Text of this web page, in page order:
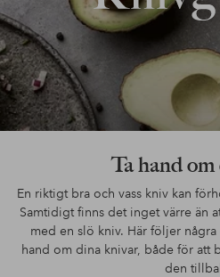
Ta hand
En riktigt bra och vass kniv kan
Samtidigt finns det inget värre än
med en slö kniv. Här följer
hand om dina knivar, både för att
den